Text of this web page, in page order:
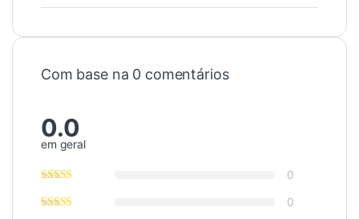
Com base na 0 comentários
0.0
em geral
0
0